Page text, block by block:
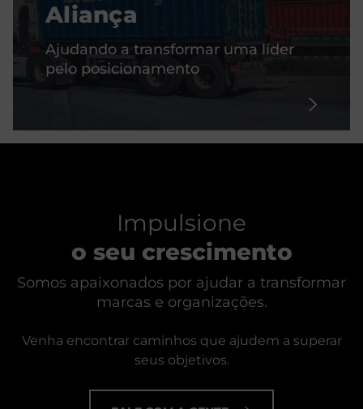
Aliança
Ajudando a transformar uma líder
pelo posicionamento
Impulsione
o seu crescimento
Somos apaixonados por ajudar a transformar
marcas e organizações.
Venha encontrar caminhos que ajudem a superar
seus objetivos.